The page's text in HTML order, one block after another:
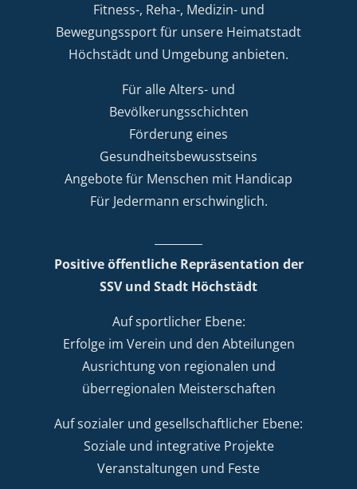
Fitness-, Reha-, Medizin- und
Bewegungssport für unsere Heimatstadt
Höchstädt und Umgebung anbieten.
Für alle Alters- und
Bevölkerungsschichten
Förderung eines
Gesundheitsbewusstseins
Angebote für Menschen mit Handicap
Für Jedermann erschwinglich.
Positive öffentliche Repräsentation der
SSV und Stadt Höchstädt
Auf sportlicher Ebene:
Erfolge im Verein und den Abteilungen
Ausrichtung von regionalen und
überregionalen Meisterschaften
Auf sozialer und gesellschaftlicher Ebene:
Soziale und integrative Projekte
Veranstaltungen und Feste